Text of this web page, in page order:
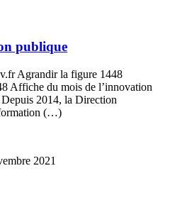
publique
Agrandir la figure 1448
Affiche du mois de l’innovation
2014, la Direction
(…)
2021